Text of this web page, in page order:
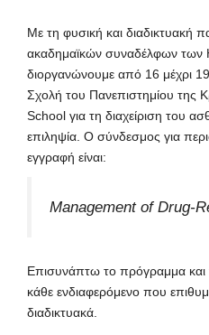
Με τη φυσική και διαδικτυακή
ακαδημαϊκών συναδέλφων των
διοργανώνουμε από 16 μέχρι
Σχολή του Πανεπιστημίου της
School για τη διαχείριση του
επιληψία. Ο σύνδεσμος για
εγγραφή είναι:
Management of Drug-
Επισυνάπτω το πρόγραμμα και
κάθε ενδιαφερόμενο που
διαδικτυακά.